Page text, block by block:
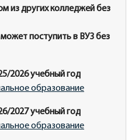
из других колледжей без
поступить в ВУЗ без
2026 учебный год
образование
2027 учебный год
образование